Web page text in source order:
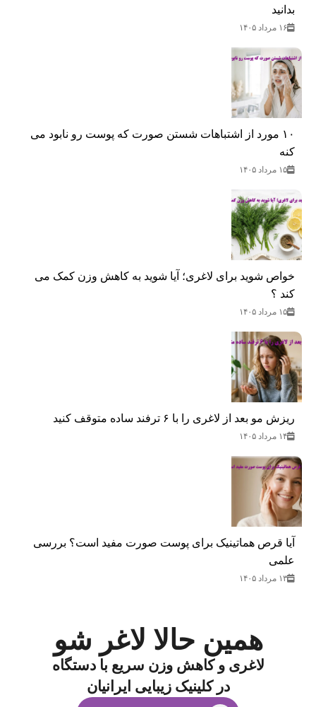
بدانید
۱۶ مرداد ۱۴۰۵
۱۰ مورد از اشتباهات شستن صورت که پوست رو نابود می
کنه
۱۵ مرداد ۱۴۰۵
خواص شوید برای لاغری؛ آیا شوید به کاهش وزن کمک می‌
کند ؟
۱۵ مرداد ۱۴۰۵
ریزش مو بعد از لاغری را با ۶ ترفند ساده متوقف کنید
۱۴ مرداد ۱۴۰۵
آیا قرص هماتینیک برای پوست صورت مفید است؟ بررسی
علمی
۱۳ مرداد ۱۴۰۵
همین حالا لاغر شو
لاغری و کاهش وزن سریع با دستگاه
در کلینیک زیبایی ایرانیان